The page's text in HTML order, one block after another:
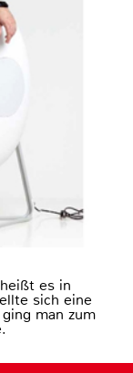
es in
sich eine
man zum